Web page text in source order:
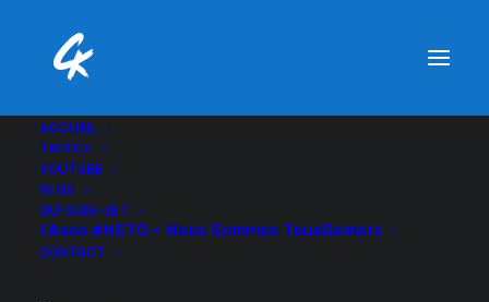
ACCUEIL
TWITCH
YOUTUBE
BLOG
QUI SUIS-JE ?
L’Asso #NSTG – Nous Sommes TousGamers
CONTACT